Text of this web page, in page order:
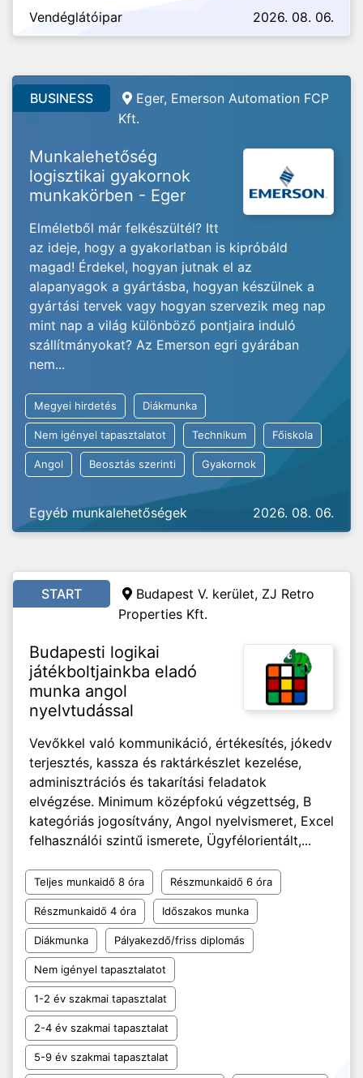
Vendéglátóipar
2026. 08. 06.
BUSINESS
Eger, Emerson Automation FCP
Kft.
Munkalehetőség
logisztikai gyakornok
munkakörben - Eger
Elméletből már felkészültél? Itt
az ideje, hogy a gyakorlatban is kipróbáld
magad! Érdekel, hogyan jutnak el az
alapanyagok a gyártásba, hogyan készülnek a
gyártási tervek vagy hogyan szervezik meg nap
mint nap a világ különböző pontjaira induló
szállítmányokat? Az Emerson egri gyárában
nem...
Megyei hirdetés Diákmunka
Nem igényel tapasztalatot Technikum Főiskola
Angol Beosztás szerinti Gyakornok
Egyéb munkalehetőségek 2026. 08. 06.
START
Budapest V. kerület, ZJ Retro
Properties Kft.
Budapesti logikai
játékboltjainkba eladó
munka angol
nyelvtudással
Vevőkkel való kommunikáció, értékesítés, jókedv
terjesztés, kassza és raktárkészlet kezelése,
adminisztrációs és takarítási feladatok
elvégzése. Minimum középfokú végzettség, B
kategóriás jogosítvány, Angol nyelvismeret, Excel
felhasználói szintű ismerete, Ügyfélorientált,...
Teljes munkaidő 8 óra Részmunkaidő 6 óra
Részmunkaidő 4 óra Időszakos munka
Diákmunka Pályakezdő/friss diplomás
Nem igényel tapasztalatot
1-2 év szakmai tapasztalat
2-4 év szakmai tapasztalat
5-9 év szakmai tapasztalat